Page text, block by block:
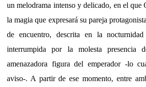
un melodrama intenso y delicado, en el que
la magia que expresará su pareja
de encuentro, descrita en la
interrumpida por la molesta presencia
amenazadora figura del emperador -lo
aviso-. A partir de ese momento, entre